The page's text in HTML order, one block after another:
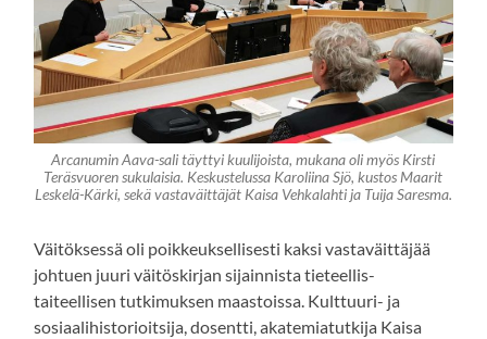
Arcanumin Aava-sali täyttyi kuulijoista, mukana oli myös Kirsti
Teräsvuoren sukulaisia. Keskustelussa Karoliina Sjö, kustos Maarit
Leskelä-Kärki, sekä vastaväittäjät Kaisa Vehkalahti ja Tuija Saresma.
Väitöksessä oli poikkeuksellisesti kaksi vastaväittäjää
johtuen juuri väitöskirjan sijainnista tieteellis-
taiteellisen tutkimuksen maastoissa. Kulttuuri- ja
sosiaalihistorioitsija, dosentti, akatemiatutkija Kaisa